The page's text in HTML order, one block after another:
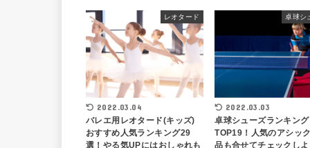
レオタード
2022.03.04
バレエ用レオタード(キッズ)
おすすめ人気ランキング29
選！やる気UPにはおしゃれも
卓球シ
2022.03.03
卓球シューズランキング
TOP19！人気のアシッ
品も合せてチェックし